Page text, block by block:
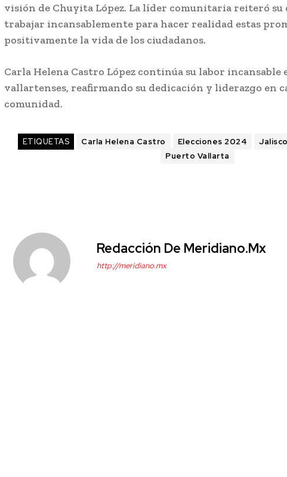
visión de Chuyita López. La líder comunitaria reiteró su
trabajar incansablemente para hacer realidad estas
positivamente la vida de los ciudadanos.
Carla Helena Castro López continúa su labor incansable
vallartenses, reafirmando su dedicación y liderazgo en
comunidad.
ETIQUETAS Carla Helena Castro Elecciones 2024 Jalisco
Puerto Vallarta
Redacción De Meridiano.mx
http://meridiano.mx